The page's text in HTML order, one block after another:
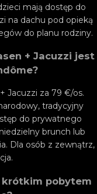
mają dostęp do
na dachu pod opieką
do planu rodziny.
+ Jacuzzi jest
Jacuzzi za 79 €/os.
tradycyjny
do prywatnego
brunch lub
Dla osób z zewnątrz,
krótkim pobytem